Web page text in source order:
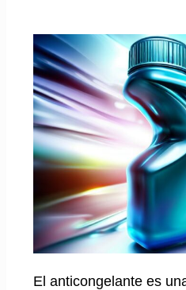
El anticongelante es